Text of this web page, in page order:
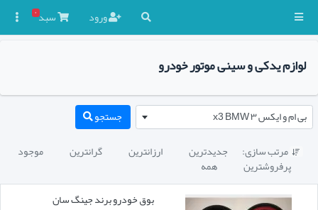
ورود سبد۰
لوازم یدکی و سینی موتور خودرو
بی ام و ایکس ۳ x3 BMW جستجو
 مرتب سازی: جدیدترین ارزانترین گرانترین موجود
پرفروشترین
همه
بوق خودرو برند جینگ سان